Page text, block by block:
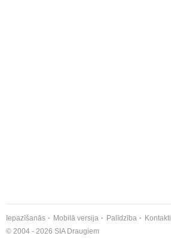
Iepazīšanās Mobilā versija Palīdzība Kontakti
© 2004 - 2026 SIA Draugiem